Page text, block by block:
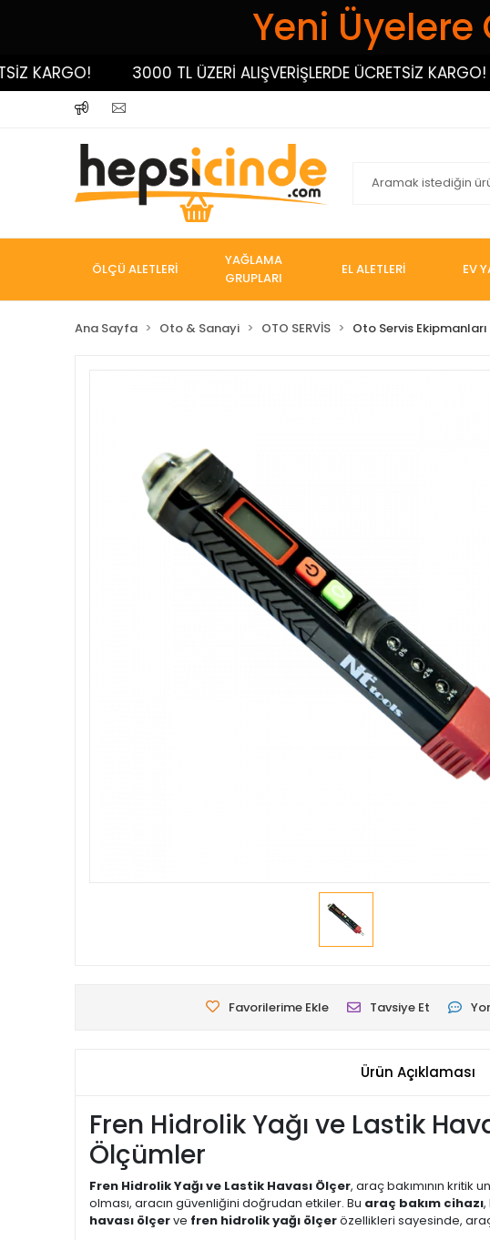
Yeni
3000 TL ÜZERİ ALIŞVERİŞLERDE ÜCRETSİZ KARGO!
ÖLÇÜ ALETLERİ
YAĞLAMA
GRUPLARI
EL ALETLERİ EV
Ana Sayfa Oto & Sanayi OTO SERVİS Oto Servis Ekipmanları
Favorilerime Ekle Tavsiye Et
Ürün Açıklaması
Fren Hidrolik Yağı ve Lastik
Ölçümler
Fren Hidrolik Yağı ve Lastik Havası Ölçer, araç bakımının kritik
olması, aracın güvenliğini doğrudan etkiler. Bu araç bakım cihazı,
havası ölçerve fren hidrolik yağı ölçerözellikleri sayesinde,